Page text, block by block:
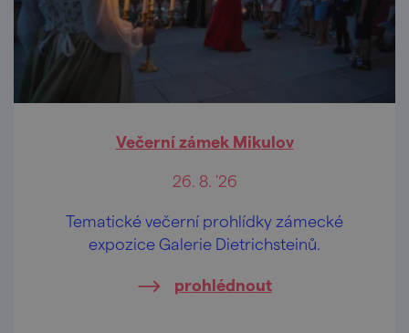
Večerní zámek Mikulov
26. 8. '26
Tematické večerní prohlídky zámecké
expozice Galerie Dietrichsteinů.
prohlédnout